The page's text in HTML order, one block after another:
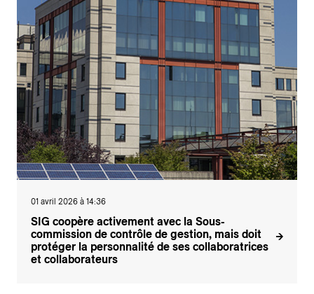
01 avril 2026 à 14:36
SIG coopère activement avec la Sous-
commission de contrôle de gestion, mais doit
protéger la personnalité de ses collaboratrices
et collaborateurs